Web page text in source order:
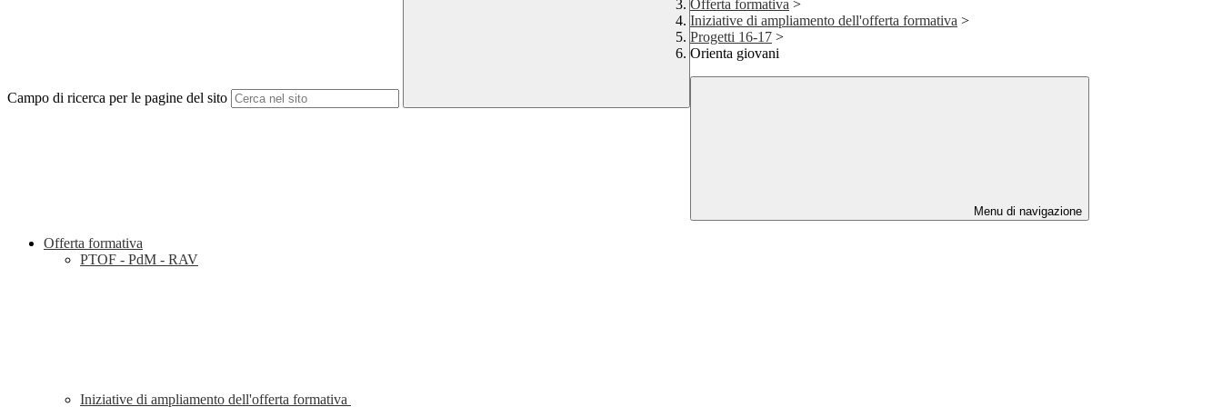
Campo di ricerca per le pagine del sito
Offerta formativa >
Iniziative di ampliamento dell'offerta formativa >
Progetti 16-17 >
Orienta giovani
Menu di navigazione
Offerta formativa
PTOF - PdM - RAV
Iniziative di ampliamento dell'offerta formativa